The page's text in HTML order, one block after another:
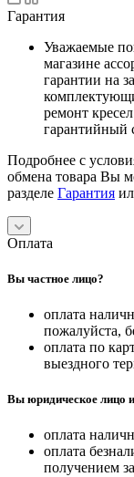
Гарантия
Уважаемые
магазине
гарантии на
ремонт
гарантийный
Подробнее с
обмена товара Вы
разделе Гарантия
Оплата
Вы частное лицо?
оплата
пожалуйста,
оплата по
выездного
Вы юридическое лицо
оплата
оплата
получением